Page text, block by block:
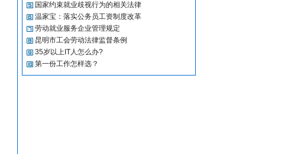
国家约束就业歧视行为的相关法律
温家宝：落实公务员工资制度改革
劳动就业服务企业管理规定
昆明市工会劳动法律监督条例
35岁以上IT人怎么办?
第一份工作怎样选？